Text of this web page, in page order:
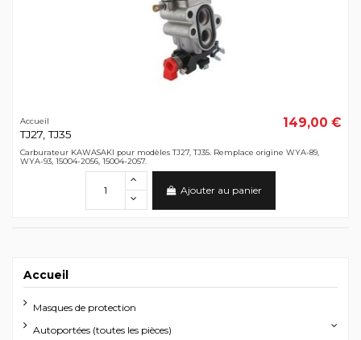
Accueil
TJ27, TJ35
149,00 €
Carburateur KAWASAKI pour modèles TJ27, TJ35. Remplace origine WYA-89,
WYA-93, 15004-2056, 15004-2057.
Ajouter au panier
Accueil
Masques de protection
Autoportées (toutes les pièces)